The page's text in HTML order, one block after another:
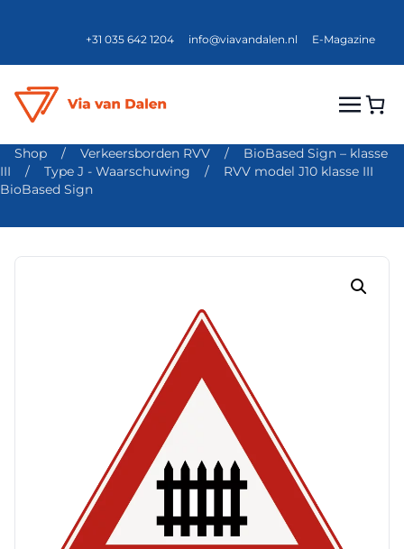
+31 035 642 1204 info@viavandalen.nl E-Magazine
Shop / Verkeersborden RVV /
BioBased Sign – klasse
III
/ Type J - Waarschuwing /
RVV model J10 klasse III
BioBased Sign